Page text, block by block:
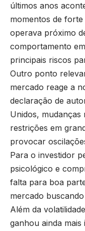
últimos anos
momentos de
operava próximo
comportamento
principais riscos
Outro ponto
mercado reage a
declaração de
Unidos,
restrições em
provocar
Para o investidor
psicológico e
falta para boa
mercado
Além da
ganhou ainda